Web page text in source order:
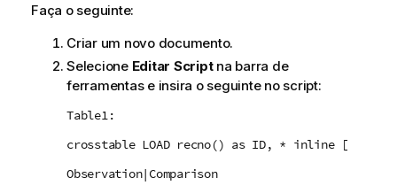
Faça o seguinte:
Criar um novo documento.
Selecione Editar Scriptna barra de
ferramentas e insira o seguinte no script:
Table1:
crosstable LOAD recno() as ID, * inline [
Observation|Comparison